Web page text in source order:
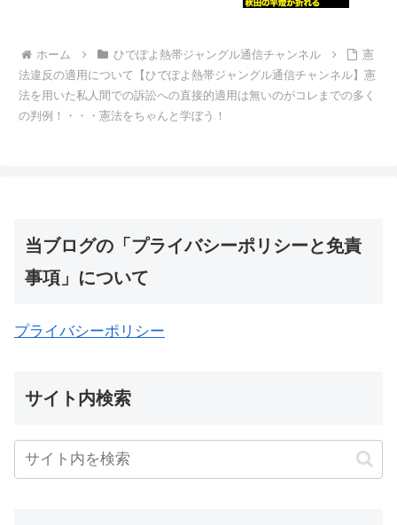
ホーム ひでぽよ熱帯ジャングル通信チャンネル
憲
法違反の適用について【ひでぽよ熱帯ジャングル通信チャンネル】憲
法を用いた私人間での訴訟への直接的適用は無いのがコレまでの多く
の判例！・・・憲法をちゃんと学ぼう！
当ブログの「プライバシーポリシーと免責
事項」について
プライバシーポリシー
サイト内検索